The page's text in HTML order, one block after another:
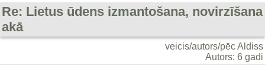
Re: Lietus ūdens izmantošana, novirzīšana
akā
veicis/autors/pēc Aldiss
Autors: 6 gadi